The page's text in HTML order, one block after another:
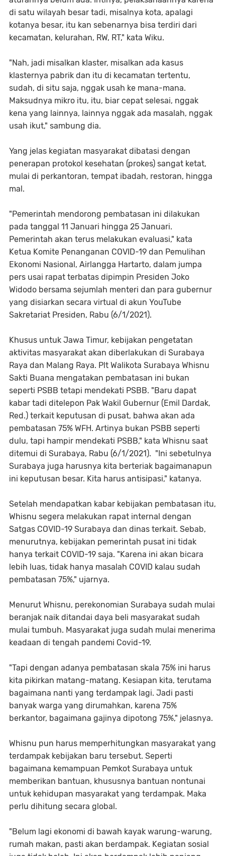
di satu wilayah besar tadi, misalnya kota, apalagi
kotanya besar, itu kan sebenarnya bisa terdiri dari
kecamatan, kelurahan, RW, RT," kata Wiku.
"Nah, jadi misalkan klaster, misalkan ada kasus
klasternya pabrik dan itu di kecamatan tertentu,
sudah, di situ saja, nggak usah ke mana-mana.
Maksudnya mikro itu, itu, biar cepat selesai, nggak
kena yang lainnya, lainnya nggak ada masalah, nggak
usah ikut," sambung dia.
Yang jelas kegiatan masyarakat dibatasi dengan
penerapan protokol kesehatan (prokes) sangat ketat,
mulai di perkantoran, tempat ibadah, restoran, hingga
mal.
"Pemerintah mendorong pembatasan ini dilakukan
pada tanggal 11 Januari hingga 25 Januari.
Pemerintah akan terus melakukan evaluasi," kata
Ketua Komite Penanganan COVID-19 dan Pemulihan
Ekonomi Nasional, Airlangga Hartarto, dalam jumpa
pers usai rapat terbatas dipimpin Presiden Joko
Widodo bersama sejumlah menteri dan para gubernur
yang disiarkan secara virtual di akun YouTube
Sakretariat Presiden, Rabu (6/1/2021).
Khusus untuk Jawa Timur, kebijakan pengetatan
aktivitas masyarakat akan diberlakukan di Surabaya
Raya dan Malang Raya. Plt Walikota Surabaya Whisnu
Sakti Buana mengatakan pembatasan ini bukan
seperti PSBB tetapi mendekati PSBB. "Baru dapat
kabar tadi ditelepon Pak Wakil Gubernur (Emil Dardak,
Red.) terkait keputusan di pusat, bahwa akan ada
pembatasan 75% WFH. Artinya bukan PSBB seperti
dulu, tapi hampir mendekati PSBB," kata Whisnu saat
ditemui di Surabaya, Rabu (6/1/2021). "Ini sebetulnya
Surabaya juga harusnya kita berteriak bagaimanapun
ini keputusan besar. Kita harus antisipasi," katanya.
Setelah mendapatkan kabar kebijakan pembatasan itu,
Whisnu segera melakukan rapat internal dengan
Satgas COVID-19 Surabaya dan dinas terkait. Sebab,
menurutnya, kebijakan pemerintah pusat ini tidak
hanya terkait COVID-19 saja. "Karena ini akan bicara
lebih luas, tidak hanya masalah COVID kalau sudah
pembatasan 75%," ujarnya.
Menurut Whisnu, perekonomian Surabaya sudah mulai
beranjak naik ditandai daya beli masyarakat sudah
mulai tumbuh. Masyarakat juga sudah mulai menerima
keadaan di tengah pandemi Covid-19.
"Tapi dengan adanya pembatasan skala 75% ini harus
kita pikirkan matang-matang. Kesiapan kita, terutama
bagaimana nanti yang terdampak lagi. Jadi pasti
banyak warga yang dirumahkan, karena 75%
berkantor, bagaimana gajinya dipotong 75%," jelasnya.
Whisnu pun harus memperhitungkan masyarakat yang
terdampak kebijakan baru tersebut. Seperti
bagaimana kemampuan Pemkot Surabaya untuk
memberikan bantuan, khususnya bantuan nontunai
untuk kehidupan masyarakat yang terdampak. Maka
perlu dihitung secara global.
"Belum lagi ekonomi di bawah kayak warung-warung,
rumah makan, pasti akan berdampak. Kegiatan sosial